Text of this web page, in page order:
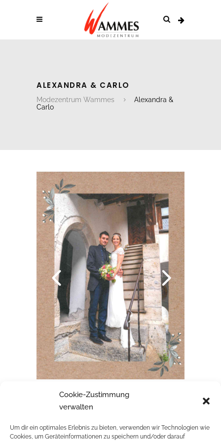
Cookie-Zustimmung
verwalten
Um dir ein optimales Erlebnis zu bieten, verwenden wir Technologien wie
Cookies, um Geräteinformationen zu speichern und/oder darauf
ALEXANDRA & CARLO
Modezentrum Wammes
Alexandra &
Carlo
ALEXANDRA & CARLO